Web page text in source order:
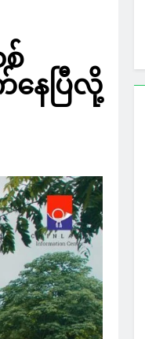
နေပြီလို့